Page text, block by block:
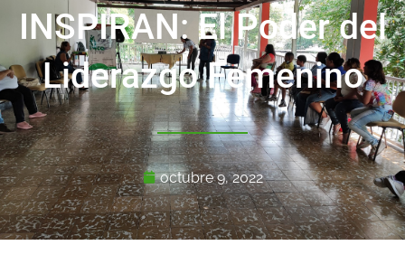
INSPIRAN: El Poder del
Liderazgo Femenino
octubre 9, 2022